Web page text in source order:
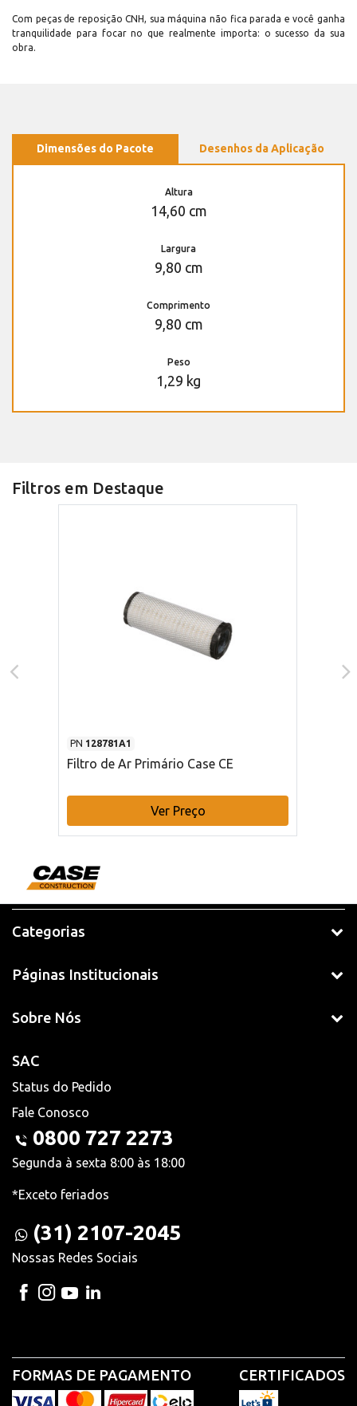
Com peças de reposição CNH, sua máquina não fica parada e você ganha
tranquilidade para focar no que realmente importa: o sucesso da sua
obra.
Dimensões do Pacote Desenhos da Aplicação
Altura
14,60 cm
Largura
9,80 cm
Comprimento
9,80 cm
Peso
1,29 kg
Filtros em Destaque
PN 128781A1
Filtro de Ar Primário Case CE
Ver Preço
Categorias
Páginas Institucionais
Sobre Nós
SAC
Status do Pedido
Fale Conosco
0800 727 2273
Segunda à sexta 8:00 às 18:00
*Exceto feriados
(31) 2107-2045
Nossas Redes Sociais
FORMAS DE PAGAMENTO CERTIFICADOS